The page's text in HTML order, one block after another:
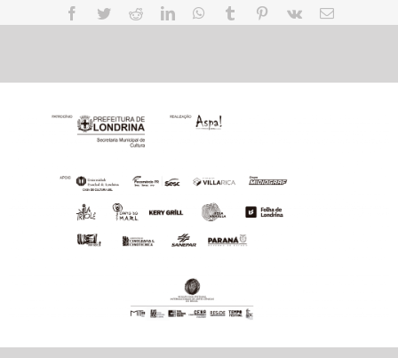
Facebook
TwitterRedditLinkedInWhatsApp
Tumblr Pinterest
Vk Email